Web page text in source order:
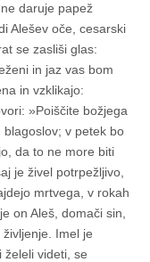
daruje papež
Alešev oče, cesarski
se zasliši glas:
in jaz vas bom
in vzklikajo:
»Poiščite božjega
v petek bo
da to ne more biti
je živel potrpežljivo,
mrtvega, v rokah
on Aleš, domači sin,
Imel je
želeli videti, se